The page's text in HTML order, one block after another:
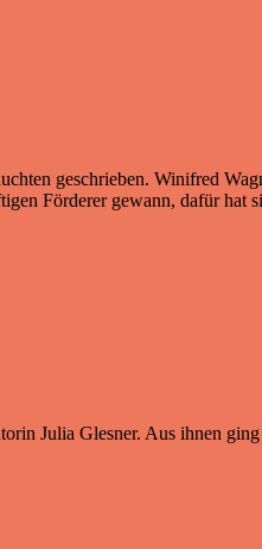
geschrieben. Winifred
Förderer gewann, dafür hat
Julia Glesner. Aus ihnen